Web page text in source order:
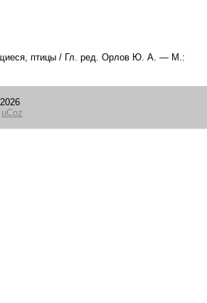
птицы / Гл. ред. Орлов Ю. А. — М.:
uCoz